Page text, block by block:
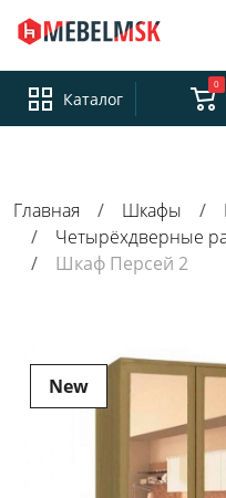
Каталог
0
Главная Шкафы
Четырёхдверные
Шкаф Персей 2
New